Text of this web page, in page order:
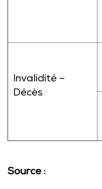
Invalidité –
Décès
Source :